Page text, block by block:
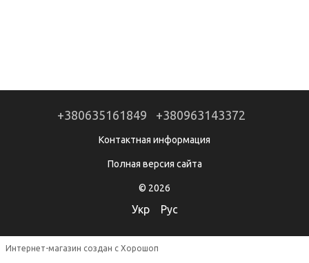
+380635161849 +380963143372
Контактная информация
Полная версия сайта
© 2026
Укр Рус
Интернет-магазин создан с Хорошоп